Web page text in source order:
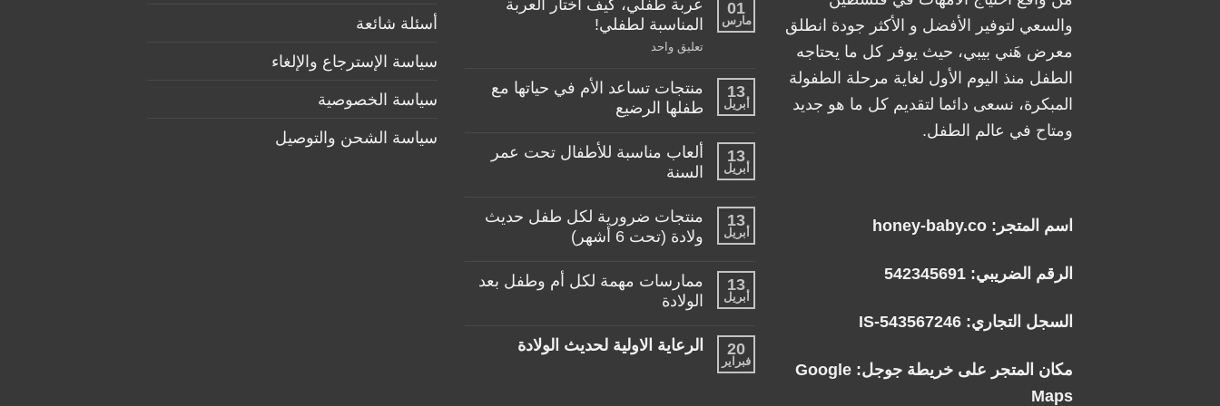
والسعي لتوفير الأفضل و الأكثر جودة انطلق
معرض هَني بيبي، حيث يوفر كل ما يحتاجه
الطفل منذ اليوم الأول لغاية مرحلة الطفولة
المبكرة، نسعى دائما لتقديم كل ما هو جديد
ومتاح في عالم الطفل.
اسم المتجر: honey-baby.co
الرقم الضريبي: 542345691
السجل التجاري: IS-543567246
مكان المتجر على خريطة جوجل: Google
Maps
01
مارس
المناسبة لطفلي!
تعليق واحد
كيف
العربة
13
أبريل
منتجات تساعد الأم في حياتها مع
طفلها الرضيع
توجد
تعليقات
على
منتجات
في
حياتها
مع
الرضيع
13
أبريل
ألعاب مناسبة للأطفال تحت عمر
السنة
تعليقات
على
ألعاب
للأطفال
تحت
عمر
السنة
13
أبريل
منتجات ضرورية لكل طفل حديث
ولادة (تحت 6 أشهر)
توجد
تعليقات
على
منتجات
لكل
طفل
13
أبريل
ممارسات مهمة لكل أم وطفل بعد
الولادة
توجد
تعليقات
20
فبراير
الرعاية الاولية لحديث الولادة
أسئلة شائعة
سياسة الإسترجاع والإلغاء
سياسة الخصوصية
سياسة الشحن والتوصيل